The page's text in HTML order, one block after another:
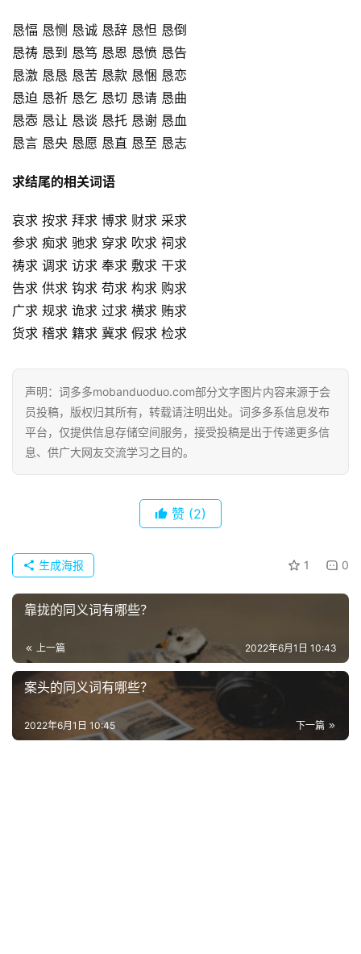
恳愊 恳恻 恳诚 恳辞 恳怛 恳倒
恳祷 恳到 恳笃 恳恩 恳愤 恳告
恳激 恳恳 恳苦 恳款 恳悃 恳恋
恳迫 恳祈 恳乞 恳切 恳请 恳曲
恳悫 恳让 恳谈 恳托 恳谢 恳血
恳言 恳央 恳愿 恳直 恳至 恳志
求结尾的相关词语
哀求 按求 拜求 博求 财求 采求
参求 痴求 驰求 穿求 吹求 祠求
祷求 调求 访求 奉求 敷求 干求
告求 供求 钩求 苟求 构求 购求
广求 规求 诡求 过求 横求 贿求
货求 稽求 籍求 冀求 假求 检求
声明：词多多mobanduoduo.com部分文字图片内容来源于会
员投稿，版权归其所有，转载请注明出处。词多多系信息发布
平台，仅提供信息存储空间服务，接受投稿是出于传递更多信
息、供广大网友交流学习之目的。
赞 (2)
1 0
生成海报
靠拢的同义词有哪些？
上一篇 2022年6月1日 10:43
案头的同义词有哪些？
下一篇
2022年6月1日 10:45